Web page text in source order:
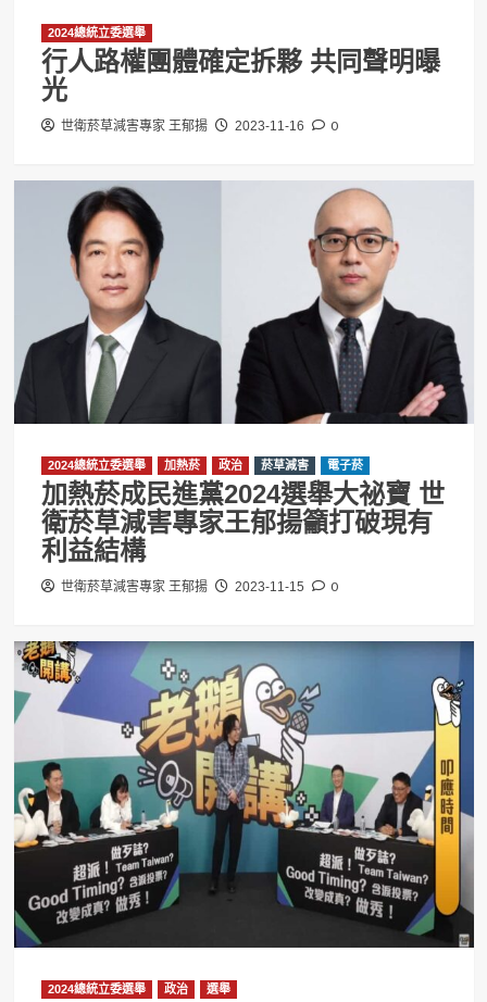
2024總統立委選舉
行人路權團體確定拆夥 共同聲明曝
光
世衛菸草減害專家 王郁揚 2023-11-16 0
2024總統立委選舉 加熱菸 政治 菸草減害 電子菸
加熱菸成民進黨2024選舉大祕寶 世
衛菸草減害專家王郁揚籲打破現有
利益結構
世衛菸草減害專家 王郁揚 2023-11-15 0
2024總統立委選舉 政治 選舉